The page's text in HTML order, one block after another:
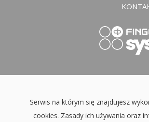
Serwis na którym się znajdujesz
cookies. Zasady ich używania oraz